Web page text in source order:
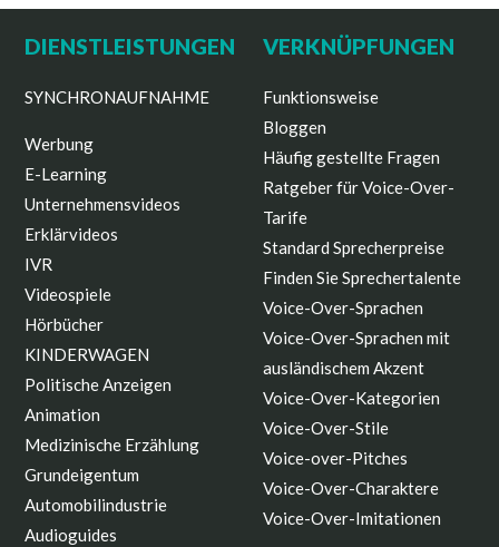
DIENSTLEISTUNGEN
SYNCHRONAUFNAHME
Werbung
E-Learning
Unternehmensvideos
Erklärvideos
IVR
Videospiele
Hörbücher
KINDERWAGEN
Politische Anzeigen
Animation
Medizinische Erzählung
Grundeigentum
Automobilindustrie
Audioguides
VERKNÜPFUNGEN
Funktionsweise
Bloggen
Häufig gestellte Fragen
Ratgeber für Voice-Over-
Tarife
Standard Sprecherpreise
Finden Sie Sprechertalente
Voice-Over-Sprachen
Voice-Over-Sprachen mit
ausländischem Akzent
Voice-Over-Kategorien
Voice-Over-Stile
Voice-over-Pitches
Voice-Over-Charaktere
Voice-Over-Imitationen